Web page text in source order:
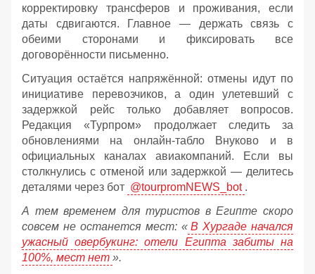
корректировку трансферов и проживания, если
даты сдвигаются. Главное — держать связь с
обеими сторонами и фиксировать все
договорённости письменно.
Ситуация остаётся напряжённой: отмены идут по
инициативе перевозчиков, а один улетевший с
задержкой рейс только добавляет вопросов.
Редакция «Турпром» продолжает следить за
обновлениями на онлайн‑табло Внуково и в
официальных каналах авиакомпаний. Если вы
столкнулись с отменой или задержкой — делитесь
деталями через бот @tourpromNEWS_bot .
А тем временем для туристов в Египте скоро
совсем не останется мест: « В Хургаде начался
ужасный овербукинг: отели Египта забиты на
100%, мест нет ».